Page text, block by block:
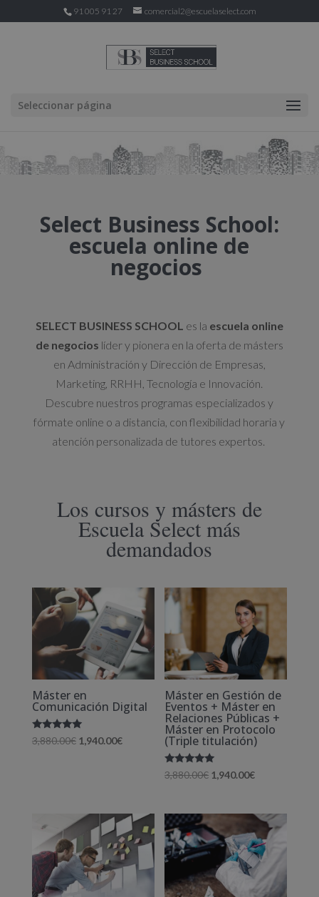
91 005 91 27 comercial2@escuelaselect.com
Seleccionar página
Select Business School:
escuela online de
negocios
SELECT BUSINESS SCHOOL es la escuela online
de negocios líder y pionera en la oferta de másters
en Administración y Dirección de Empresas,
Marketing, RRHH, Tecnología e Innovación.
Descubre nuestros programas especializados y
fórmate online o a distancia, con flexibilidad horaria y
atención personalizada de tutores expertos.
Los cursos y másters de
Escuela Select más
demandados
Máster en
Comunicación Digital
Valorado
con
3,880.00€ El
3,880.00€.
1,940.00€El
1,940.00€.
Máster en Gestión de
Eventos + Máster en
Relaciones Públicas +
Máster en Protocolo
(Triple titulación)
Valorado
con
3,880.00€ El
original
era:
3,880.00€.
1,940.00€El
actual
es:
1,940.00€.